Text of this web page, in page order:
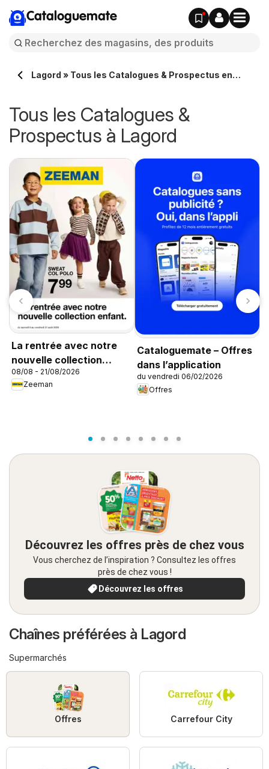
Cataloguemate
Lagord » Tous les Catalogues & Prospectus en
Tous les Catalogues &
Prospectus à Lagord
La rentrée avec notre
nouvelle collection
enfant
08/08 - 21/08/2026
Zeeman
Cataloguemate – Offres
dans l’application
du vendredi 06/02/2026
Offres
Découvrez les offres près de chez vous
Vous cherchez de l’inspiration ? Consultez les offres
près de chez vous !
Découvrez les offres
Chaînes préférées à Lagord
Supermarchés
Offres Carrefour City